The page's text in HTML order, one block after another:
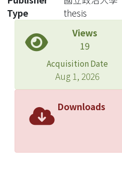
Type
thesis
Views
19
Acquisition Date
Aug 1, 2026
Downloads